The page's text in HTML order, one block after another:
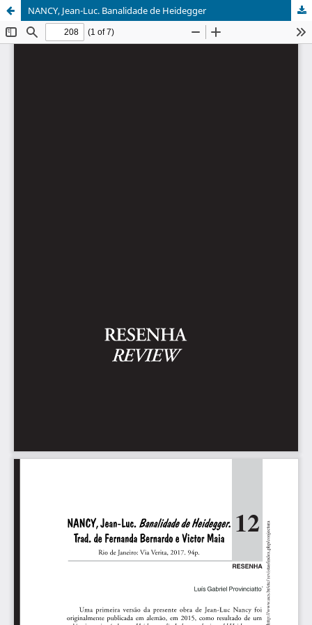
NANCY, Jean-Luc. Banalidade de Heidegger